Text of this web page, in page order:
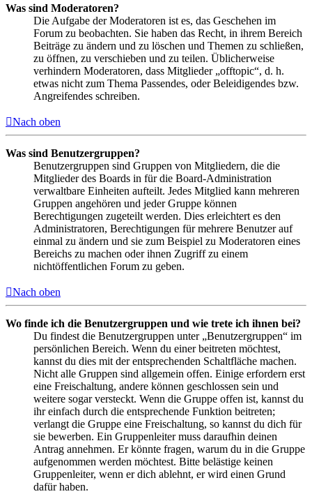
Was sind Moderatoren?
Die Aufgabe der Moderatoren ist es, das Geschehen im
Forum zu beobachten. Sie haben das Recht, in ihrem Bereich
Beiträge zu ändern und zu löschen und Themen zu schließen,
zu öffnen, zu verschieben und zu teilen. Üblicherweise
verhindern Moderatoren, dass Mitglieder „offtopic“, d. h.
etwas nicht zum Thema Passendes, oder Beleidigendes bzw.
Angreifendes schreiben.
Nach oben
Was sind Benutzergruppen?
Benutzergruppen sind Gruppen von Mitgliedern, die die
Mitglieder des Boards in für die Board-Administration
verwaltbare Einheiten aufteilt. Jedes Mitglied kann mehreren
Gruppen angehören und jeder Gruppe können
Berechtigungen zugeteilt werden. Dies erleichtert es den
Administratoren, Berechtigungen für mehrere Benutzer auf
einmal zu ändern und sie zum Beispiel zu Moderatoren eines
Bereichs zu machen oder ihnen Zugriff zu einem
nichtöffentlichen Forum zu geben.
Nach oben
Wo finde ich die Benutzergruppen und wie trete ich ihnen bei?
Du findest die Benutzergruppen unter „Benutzergruppen“ im
persönlichen Bereich. Wenn du einer beitreten möchtest,
kannst du dies mit der entsprechenden Schaltfläche machen.
Nicht alle Gruppen sind allgemein offen. Einige erfordern erst
eine Freischaltung, andere können geschlossen sein und
weitere sogar versteckt. Wenn die Gruppe offen ist, kannst du
ihr einfach durch die entsprechende Funktion beitreten;
verlangt die Gruppe eine Freischaltung, so kannst du dich für
sie bewerben. Ein Gruppenleiter muss daraufhin deinen
Antrag annehmen. Er könnte fragen, warum du in die Gruppe
aufgenommen werden möchtest. Bitte belästige keinen
Gruppenleiter, wenn er dich ablehnt, er wird einen Grund
dafür haben.